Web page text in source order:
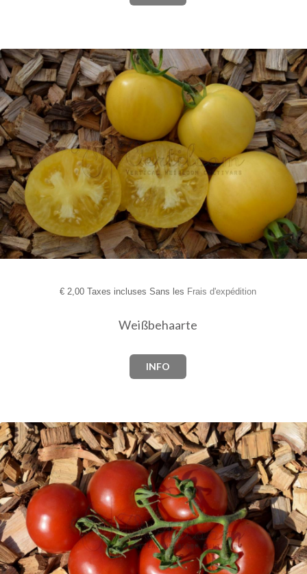
€2,00 Taxes incluses Sans les Frais d'expédition
Weißbehaarte
INFO